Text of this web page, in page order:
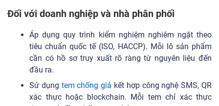
Đối với doanh nghiệp và nhà phân phối
Áp dụng quy trình kiểm nghiệm nghiêm ngặt theo
tiêu chuẩn quốc tế (ISO, HACCP). Mỗi lô sản phẩm
cần có hồ sơ truy xuất rõ ràng từ nguyên liệu đến
đầu ra.
Sử dụng tem chống giả kết hợp công nghệ SMS, QR
xác thực hoặc blockchain. Mỗi tem chỉ xác thực